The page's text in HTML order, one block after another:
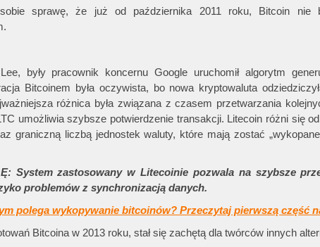
sprawę, że już od października 2011 roku, Bitcoin nie
były pracownik koncernu Google uruchomił algorytm
Bitcoinem była oczywista, bo nowa kryptowaluta
różnica była związana z czasem przetwarzania
umożliwia szybsze potwierdzenie transakcji. Litecoin różni się
graniczną liczbą jednostek waluty, które mają zostać
System zastosowany w Litecoinie pozwala na szybsze
problemów z synchronizacją danych.
polega wykopywanie bitcoinów? Przeczytaj pierwszą część
Bitcoina w 2013 roku, stał się zachętą dla twórców innych